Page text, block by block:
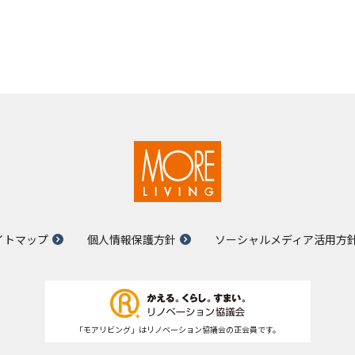
トマップ 個人情報保護方針 ソーシャルメディア活用方
「モアリビング」はリノベーション協議会の正会員です。